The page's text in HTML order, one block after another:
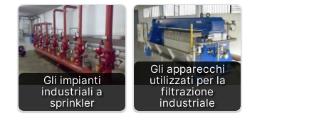
Gli impianti
industriali a
sprinkler
Gli apparecchi
utilizzati per la
filtrazione
industriale